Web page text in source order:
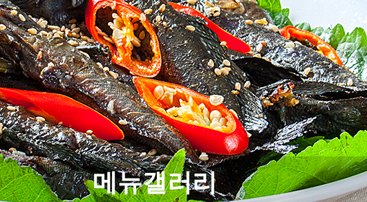
메뉴갤러리